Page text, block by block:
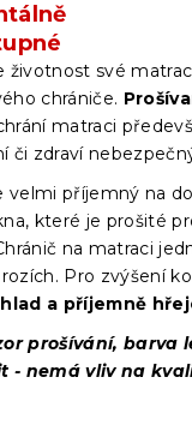
životnost své
chrániče.
matraci
či zdraví
velmi příjemný na
které je prošité
na matraci
Pro zvýšení
a příjemně
prošívání, barva
- nemá vliv na